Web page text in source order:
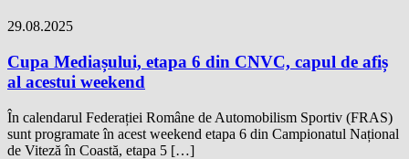
29.08.2025
Cupa Mediașului, etapa 6 din CNVC, capul de afiș
al acestui weekend
În calendarul Federației Române de Automobilism Sportiv (FRAS)
sunt programate în acest weekend etapa 6 din Campionatul Național
de Viteză în Coastă, etapa 5 […]